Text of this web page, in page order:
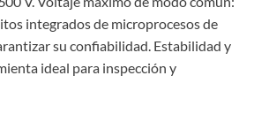
integrados de microprocesos de
su confiabilidad. Estabilidad y
ideal para inspección y